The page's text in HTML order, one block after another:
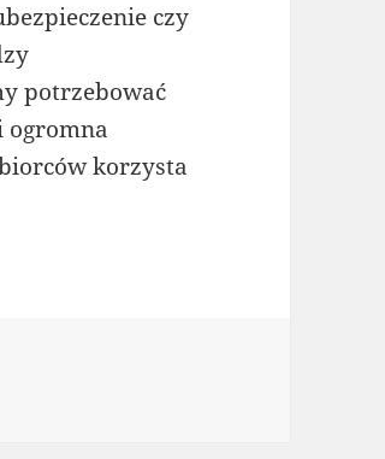
czy
potrzebować
ogromna
korzysta